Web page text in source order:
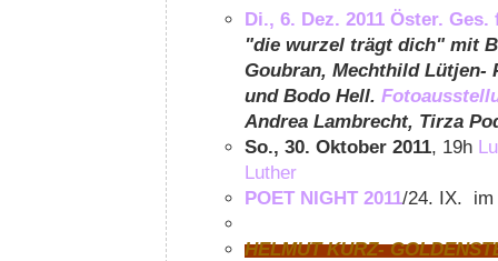
Di., 6. Dez. 2011 Öster.
"die wurzel trägt dich" mit
Goubran, Mechthild Lütjen-
und Bodo Hell.
Andrea Lambrecht, Tirza
So., 30. Oktober 2011, 19h
Luther
POET NIGHT 2011/24. IX. im
HELMUT KURZ-